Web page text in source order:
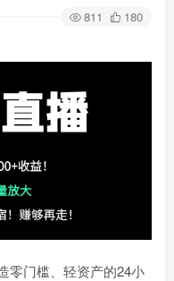
811 180
零门槛、轻资产的24小